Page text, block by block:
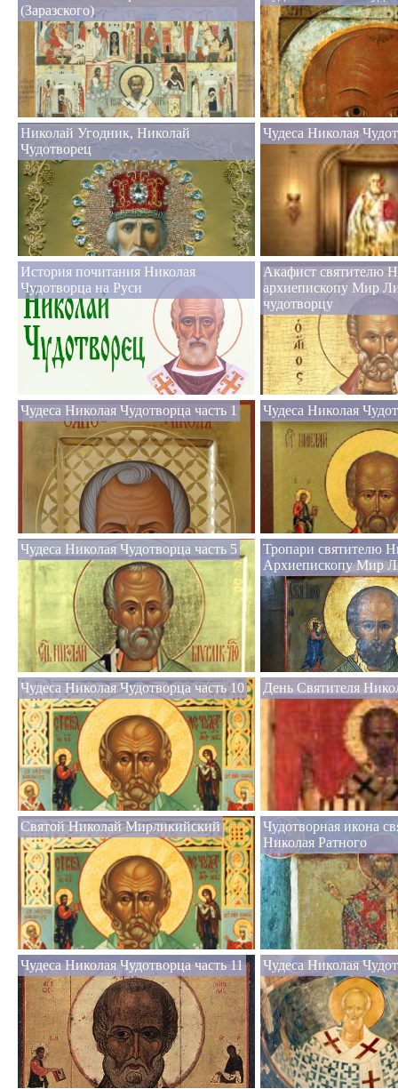
(Заразского)
Николай Угодник, Николай
Чудотворец
Чудеса Николая
История почитания Николая
Чудотворца на Руси
Акафист святителю
архиепископу Мир
чудотворцу
Чудеса Николая Чудотворца часть 1 Чудеса Николая
Чудеса Николая Чудотворца часть 5
Тропари святителю
Архиепископу Мир
Чудеса Николая Чудотворца часть 10 День Святителя
Святой Николай Мирликийский
Чудотворная икона
Николая Ратного
Чудеса Николая Чудотворца часть 11 Чудеса Николая